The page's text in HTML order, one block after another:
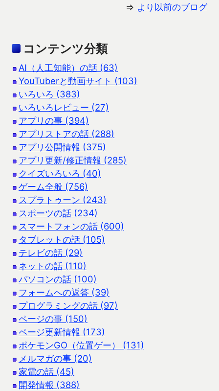
⇒ より以前のブログ
コンテンツ分類
AI（人工知能）の話 (63)
YouTuberと動画サイト (103)
いろいろ (383)
いろいろレビュー (27)
アプリの事 (394)
アプリストアの話 (288)
アプリ公開情報 (375)
アプリ更新/修正情報 (285)
クイズいろいろ (40)
ゲーム全般 (756)
スプラトゥーン (243)
スポーツの話 (234)
スマートフォンの話 (600)
タブレットの話 (105)
テレビの話 (29)
ネットの話 (110)
パソコンの話 (100)
フォームへの返答 (39)
プログラミングの話 (97)
ページの事 (150)
ページ更新情報 (173)
ポケモンGO（位置ゲー） (131)
メルマガの事 (20)
家電の話 (45)
開発情報 (388)